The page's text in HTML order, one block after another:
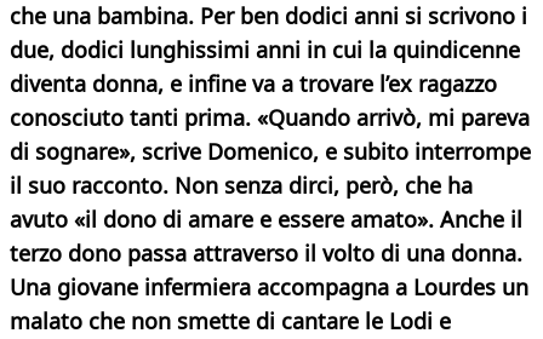
che una bambina. Per ben dodici anni si scrivono i
due, dodici lunghissimi anni in cui la quindicenne
diventa donna, e infine va a trovare l’ex ragazzo
conosciuto tanti prima. «Quando arrivò, mi pareva
di sognare», scrive Domenico, e subito interrompe
il suo racconto. Non senza dirci, però, che ha
avuto «il dono di amare e essere amato». Anche il
terzo dono passa attraverso il volto di una donna.
Una giovane infermiera accompagna a Lourdes un
malato che non smette di cantare le Lodi e